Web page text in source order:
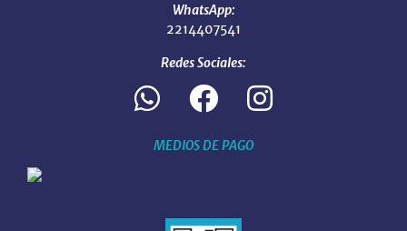
WhatsApp:
2214407541
Redes Sociales:
MEDIOS DE PAGO